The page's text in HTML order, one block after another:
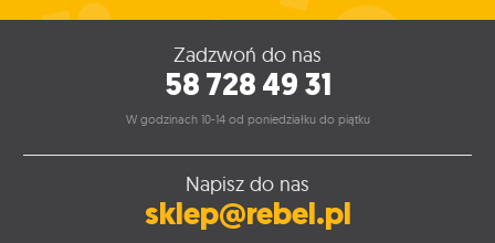
Zadzwoń do nas
58 728 49 31
W godzinach 10-14 od poniedziałku do piątku
Napisz do nas
sklep@rebel.pl